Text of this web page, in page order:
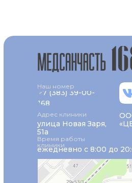
+7 (383) 39-00-
168
Наш номер
ежедневно с 8:00 до
Время работы
клиники
Адрес клиники
улица Новая Заря,
51а